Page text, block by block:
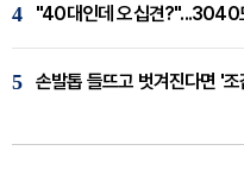
4 "40대인데 오십견?"...3040
5 손발톱 들뜨고 벗겨진다면 '